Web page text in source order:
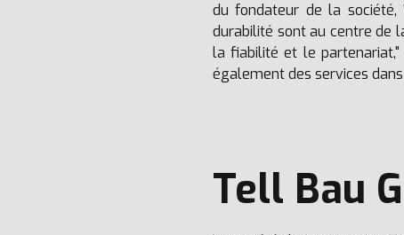
du fondateur de la société,
durabilité sont au centre de
la fiabilité et le partenariat,"
également des services
Tell Bau